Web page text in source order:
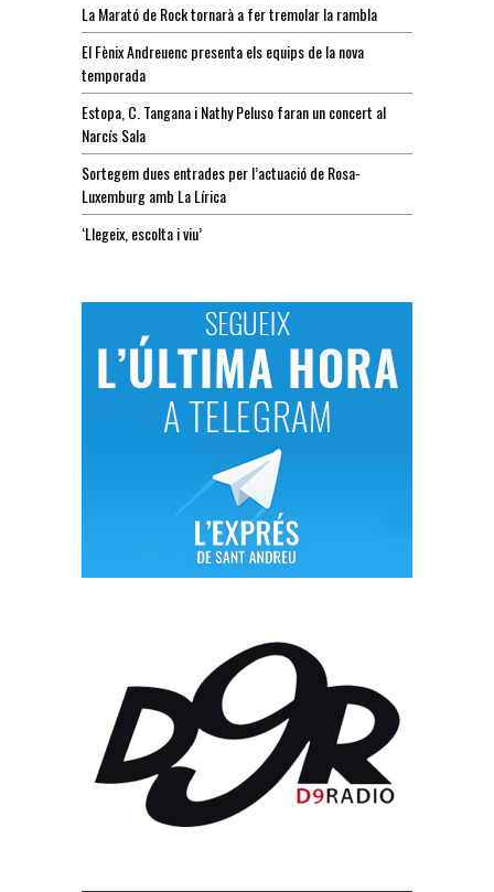
La Marató de Rock tornarà a fer tremolar la rambla
El Fènix Andreuenc presenta els equips de la nova
temporada
Estopa, C. Tangana i Nathy Peluso faran un concert al
Narcís Sala
Sortegem dues entrades per l’actuació de Rosa-
Luxemburg amb La Lírica
‘Llegeix, escolta i viu’